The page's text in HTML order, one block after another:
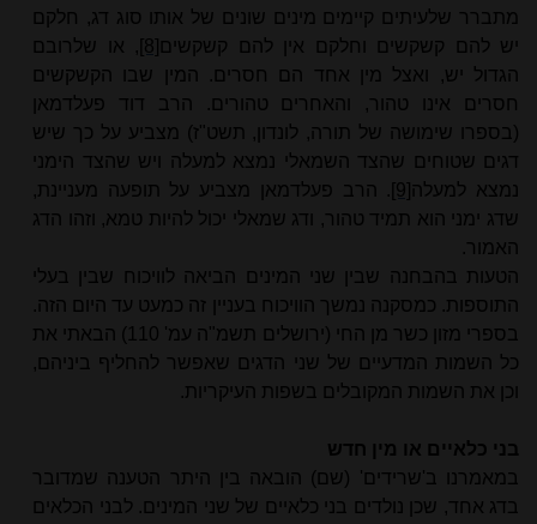
מתברר שלעיתים קיימים מינים שונים של אותו סוג דג, חלקם
יש להם קשקשים וחלקם אין להם קשקשים [8] , או שלרובם
הגדול יש, ואצל מין אחד הם חסרים. המין שבו הקשקשים
חסרים אינו טהור, והאחרים טהורים. הרב דוד פעלדמאן
(בספרו שימושה של תורה, לונדון, תשט"ז) מצביע על כך שיש
דגים שטוחים שהצד השמאלי נמצא למעלה ויש שהצד הימני
נמצא למעלה [9] . הרב פעלדמאן מצביע על תופעה מעניינת,
שדג ימני הוא תמיד טהור, ודג שמאלי יכול להיות טמא, וזהו הדג
האמור.
הטעות בהבחנה שבין שני המינים הביאה לוויכוח שבין בעלי
התוספות. כמסקנה נמשך הוויכוח בעניין זה כמעט עד היום הזה.
בספרי מזון כשר מן החי (ירושלים תשמ"ה עמ' 110) הבאתי את
כל השמות המדעיים של שני הדגים שאפשר להחליף ביניהם,
וכן את השמות המקובלים בשפות העיקריות.
בני כלאיים או מין חדש
במאמרנו ב'שרידים' (שם) הובאה בין היתר הטענה שמדובר
בדג אחד, שכן נולדים בני כלאיים של שני המינים. לבני הכלאים